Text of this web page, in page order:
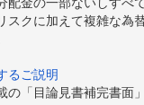
スクに加えて複雑な
るご説明
の「目論見書補完書